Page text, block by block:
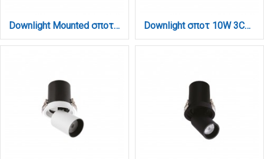
Downlight Mounted σποτ 8W 3CCT σε μαύρη απόχρωση (X00260B) Downlight σποτ 10W 3CCT σε λευκή απόχρωση (X00250W)